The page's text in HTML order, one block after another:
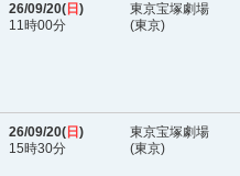
26/09/20( 日 )
11時00分
東京宝塚劇場
(東京)
26/09/20( 日 )
15時30分
東京宝塚劇場
(東京)